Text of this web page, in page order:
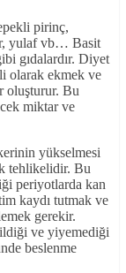
pirinç,
yulaf vb… Basit
gıdalardır. Diyet
olarak ekmek ve
oluşturur. Bu
miktar ve
yükselmesi
tehlikelidir. Bu
periyotlarda kan
kaydı tutmak ve
gerekir.
ve yiyemediği
beslenme